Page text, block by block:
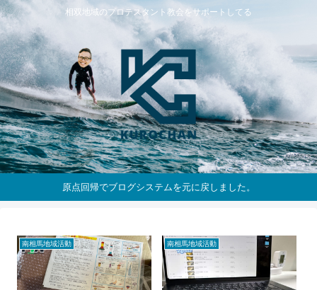
相双地域のプロテスタント教会をサポートしてる
原点回帰でブログシステムを元に戻しました。
南相馬地域活動 南相馬地域活動